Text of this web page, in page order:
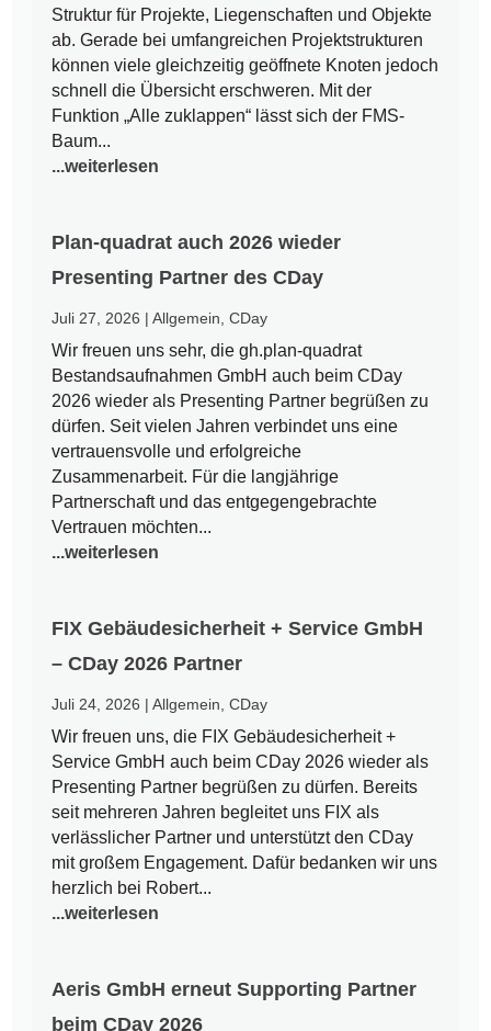
Struktur für Projekte, Liegenschaften und Objekte
ab. Gerade bei umfangreichen Projektstrukturen
können viele gleichzeitig geöffnete Knoten jedoch
schnell die Übersicht erschweren. Mit der
Funktion „Alle zuklappen“ lässt sich der FMS-
Baum...
...weiterlesen
Plan-quadrat auch 2026 wieder
Presenting Partner des CDay
Juli 27, 2026 |Allgemein ,CDay
Wir freuen uns sehr, die gh.plan-quadrat
Bestandsaufnahmen GmbH auch beim CDay
2026 wieder als Presenting Partner begrüßen zu
dürfen. Seit vielen Jahren verbindet uns eine
vertrauensvolle und erfolgreiche
Zusammenarbeit. Für die langjährige
Partnerschaft und das entgegengebrachte
Vertrauen möchten...
...weiterlesen
FIX Gebäudesicherheit + Service GmbH
– CDay 2026 Partner
Juli 24, 2026 |Allgemein ,CDay
Wir freuen uns, die FIX Gebäudesicherheit +
Service GmbH auch beim CDay 2026 wieder als
Presenting Partner begrüßen zu dürfen. Bereits
seit mehreren Jahren begleitet uns FIX als
verlässlicher Partner und unterstützt den CDay
mit großem Engagement. Dafür bedanken wir uns
herzlich bei Robert...
...weiterlesen
Aeris GmbH erneut Supporting Partner
beim CDay 2026